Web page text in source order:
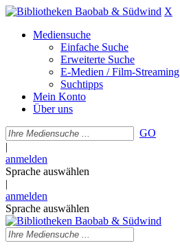
X
Mediensuche
Einfache Suche
Erweiterte Suche
E-Medien / Film-Streaming
Suchtipps
Mein Konto
Über uns
GO
|
anmelden
Sprache auswählen
|
anmelden
Sprache auswählen